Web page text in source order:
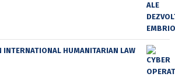
INTERNATIONAL HUMANITARIAN LAW